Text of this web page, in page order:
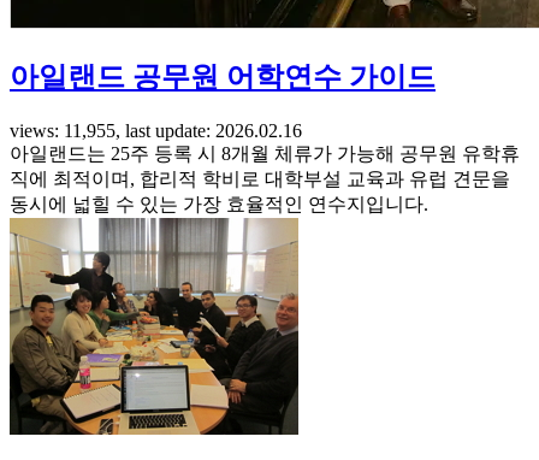
아일랜드 공무원 어학연수 가이드
views: 11,955, last update: 2026.02.16
아일랜드는 25주 등록 시 8개월 체류가 가능해 공무원 유학휴
직에 최적이며, 합리적 학비로 대학부설 교육과 유럽 견문을
동시에 넓힐 수 있는 가장 효율적인 연수지입니다.